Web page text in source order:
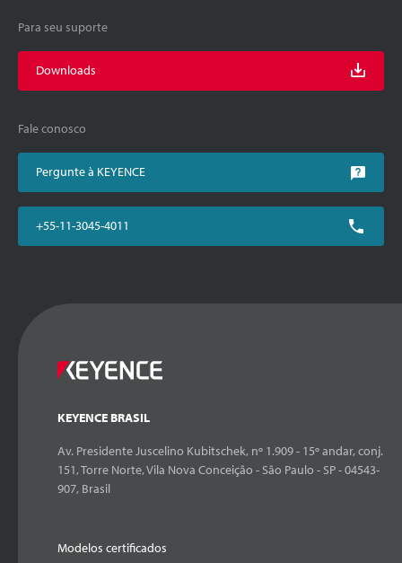
Para seu suporte
Downloads
Fale conosco
Pergunte à KEYENCE
+55-11-3045-4011
KEYENCE BRASIL
Av. Presidente Juscelino Kubitschek, nº 1.909 - 15º andar, conj.
151, Torre Norte, Vila Nova Conceição - São Paulo - SP - 04543-
907, Brasil
Modelos certificados